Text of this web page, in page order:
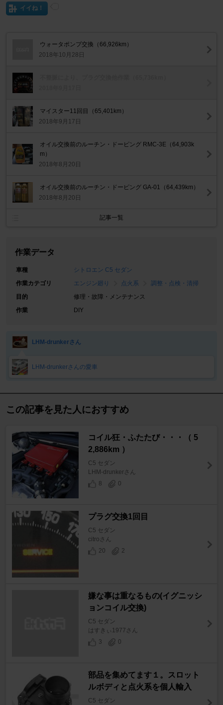
イイね！
ウォータポンプ交換（66,926km）
2018年10月28日
マイスター11回目（65,401km）
2018年9月17日
オイル交換前のルーチン・ドーピング RMC-3E（64,903k
m）
2018年8月20日
オイル交換前のルーチン・ドーピング GA-01（64,439km）
2018年8月20日
記事一覧
作業データ
車種
シトロエン C5 セダン
作業カテゴリ
エンジン廻り 点火系
調整・点検・清掃
目的
修理・故障・メンテナンス
作業
DIY
LHM-drunkerさん
LHM-drunkerさんの愛車
この記事を見た人におすすめ
コイル狂・ふたたび・・・（ 5
2,886km ）
C5 セダン
LHM-drunkerさん
8
0
プラグ交換1回目
C5 セダン
citroさん
20
2
嫌な事は重なるもの(イグニッシ
ョンコイル交換)
C5 セダン
はすきぃ1977さん
3
0
部品を集めてます１。スロット
ルボディと点火系を個人輸入
C5 セダン